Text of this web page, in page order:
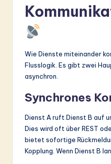
Wie Dienste miteinander
Flusslogik. Es gibt zwei
asynchron.
Synchrones
Dienst A ruft Dienst B auf
Dies wird oft über REST
bietet sofortige
Kopplung. Wenn Dienst B